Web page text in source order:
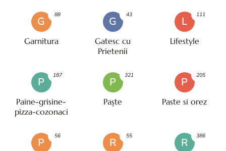
G
Garnitura
88
G
Gatesc cu
Prietenii
43
L
Lifestyle
111
P
Paine-grisine-
pizza-cozonaci
187
P
Paşte
321
P
Paste si orez
205
P
56
R
55
R
386